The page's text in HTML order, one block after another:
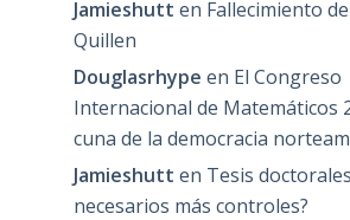
Jamieshutt en Fallecimiento
Quillen
Douglasrhype en El Congreso
Internacional de Matemáticos
cuna de la democracia
Jamieshutt en Tesis
necesarios más controles?